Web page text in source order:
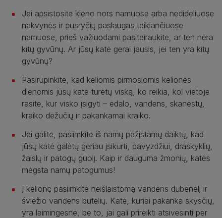
Jei apsistosite kieno nors namuose arba nedideliuose
nakvynės ir pusryčių paslaugas teikiančiuose
namuose, prieš važiuodami pasiteiraukite, ar ten nėra
kitų gyvūnų. Ar jūsų katė gerai jausis, jei ten yra kitų
gyvūnų?
Pasirūpinkite, kad keliomis pirmosiomis kelionės
dienomis jūsų katė turėtų viską, ko reikia, kol vietoje
rasite, kur visko įsigyti – ėdalo, vandens, skanėstų,
kraiko dėžučių ir pakankamai kraiko.
Jei galite, pasiimkite iš namų pažįstamų daiktų, kad
jūsų katė galėtų geriau įsikurti, pavyzdžiui, draskyklių,
žaislų ir patogų guolį. Kaip ir dauguma žmonių, katės
mėgsta namų patogumus!
Į kelionę pasiimkite neišlaistomą vandens dubenėlį ir
šviežio vandens butelių. Katė, kuriai pakanka skysčių,
yra laimingesnė, be to, jai gali prireikti atsivėsinti per